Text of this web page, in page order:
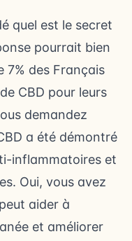
quel est le secret
pourrait bien
7% des Français
CBD pour leurs
demandez
a été démontré
inflammatoires et
Oui, vous avez
aider à
et améliorer